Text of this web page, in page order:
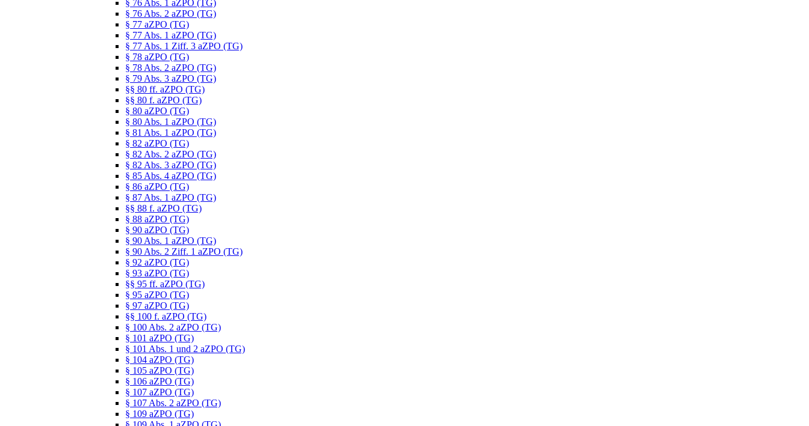
§ 76 Abs. 1 aZPO (TG)
§ 76 Abs. 2 aZPO (TG)
§ 77 aZPO (TG)
§ 77 Abs. 1 aZPO (TG)
§ 77 Abs. 1 Ziff. 3 aZPO (TG)
§ 78 aZPO (TG)
§ 78 Abs. 2 aZPO (TG)
§ 79 Abs. 3 aZPO (TG)
§§ 80 ff. aZPO (TG)
§§ 80 f. aZPO (TG)
§ 80 aZPO (TG)
§ 80 Abs. 1 aZPO (TG)
§ 81 Abs. 1 aZPO (TG)
§ 82 aZPO (TG)
§ 82 Abs. 2 aZPO (TG)
§ 82 Abs. 3 aZPO (TG)
§ 85 Abs. 4 aZPO (TG)
§ 86 aZPO (TG)
§ 87 Abs. 1 aZPO (TG)
§§ 88 f. aZPO (TG)
§ 88 aZPO (TG)
§ 90 aZPO (TG)
§ 90 Abs. 1 aZPO (TG)
§ 90 Abs. 2 Ziff. 1 aZPO (TG)
§ 92 aZPO (TG)
§ 93 aZPO (TG)
§§ 95 ff. aZPO (TG)
§ 95 aZPO (TG)
§ 97 aZPO (TG)
§§ 100 f. aZPO (TG)
§ 100 Abs. 2 aZPO (TG)
§ 101 aZPO (TG)
§ 101 Abs. 1 und 2 aZPO (TG)
§ 104 aZPO (TG)
§ 105 aZPO (TG)
§ 106 aZPO (TG)
§ 107 aZPO (TG)
§ 107 Abs. 2 aZPO (TG)
§ 109 aZPO (TG)